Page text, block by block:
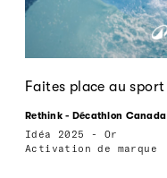
Faites place au sport
Rethink - Décathlon Canada
Idéa 2025 - Or
Activation de marque